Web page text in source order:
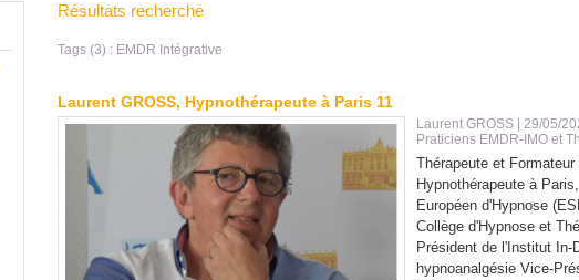
Résultats recherche
Tags (3) : EMDR Intégrative
Laurent GROSS, Hypnothérapeute à Paris 11
Laurent GROSS | 29/05/
Praticiens EMDR-IMO et
Thérapeute et
Hypnothérapeute à
Européen d'Hypnose
Collège d'Hypnose et
Président de l'Institut In-
hypnoanalgésie Vice-